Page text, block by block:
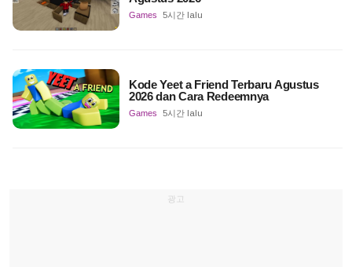
Games 5시간 lalu
Kode Yeet a Friend Terbaru Agustus
2026 dan Cara Redeemnya
Games 5시간 lalu
광고